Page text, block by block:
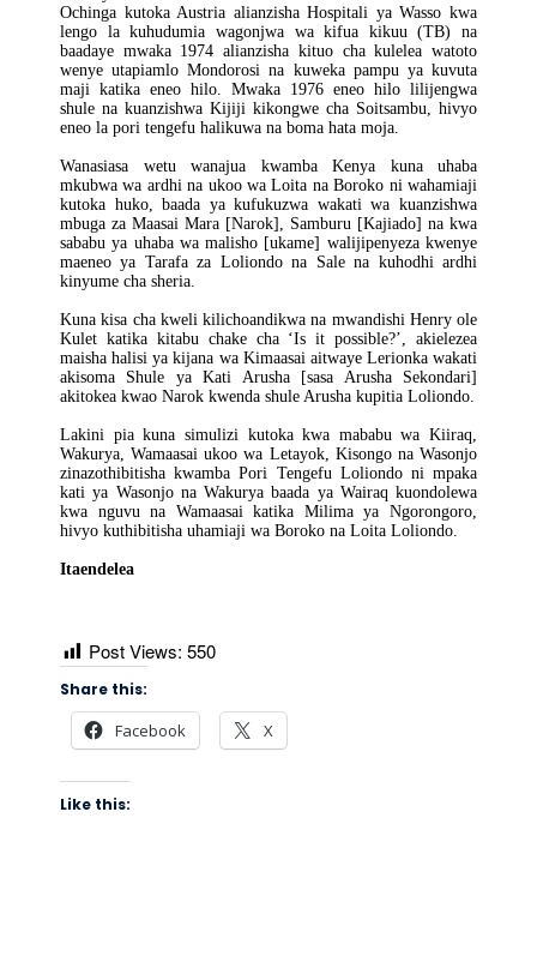
Ochinga kutoka Austria alianzisha Hospitali ya Wasso kwa
lengo la kuhudumia wagonjwa wa kifua kikuu (TB) na
baadaye mwaka 1974 alianzisha kituo cha kulelea watoto
wenye utapiamlo Mondorosi na kuweka pampu ya kuvuta
maji katika eneo hilo. Mwaka 1976 eneo hilo lilijengwa
shule na kuanzishwa Kijiji kikongwe cha Soitsambu, hivyo
eneo la pori tengefu halikuwa na boma hata moja.
Wanasiasa wetu wanajua kwamba Kenya kuna uhaba
mkubwa wa ardhi na ukoo wa Loita na Boroko ni wahamiaji
kutoka huko, baada ya kufukuzwa wakati wa kuanzishwa
mbuga za Maasai Mara [Narok], Samburu [Kajiado] na kwa
sababu ya uhaba wa malisho [ukame] walijipenyeza kwenye
maeneo ya Tarafa za Loliondo na Sale na kuhodhi ardhi
kinyume cha sheria.
Kuna kisa cha kweli kilichoandikwa na mwandishi Henry ole
Kulet katika kitabu chake cha ‘Is it possible?’, akielezea
maisha halisi ya kijana wa Kimaasai aitwaye Lerionka wakati
akisoma Shule ya Kati Arusha [sasa Arusha Sekondari]
akitokea kwao Narok kwenda shule Arusha kupitia Loliondo.
Lakini pia kuna simulizi kutoka kwa mababu wa Kiiraq,
Wakurya, Wamaasai ukoo wa Letayok, Kisongo na Wasonjo
zinazothibitisha kwamba Pori Tengefu Loliondo ni mpaka
kati ya Wasonjo na Wakurya baada ya Wairaq kuondolewa
kwa nguvu na Wamaasai katika Milima ya Ngorongoro,
hivyo kuthibitisha uhamiaji wa Boroko na Loita Loliondo.
Itaendelea
Post Views: 550
Share this:
Facebook X
Like this: